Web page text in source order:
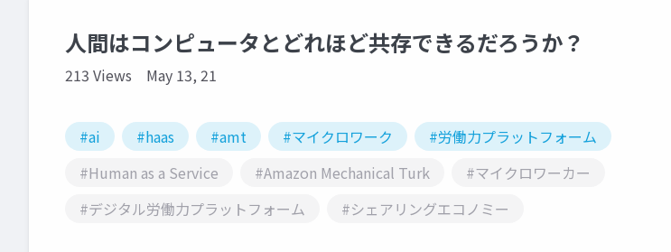
人間はコンピュータとどれほど共存できるだろうか？
213 Views May 13, 21
#ai #haas #amt #マイクロワーク
#労働力プラットフォーム
#Human as a Service
#Amazon Mechanical Turk
#マイクロワーカー
#デジタル労働力プラットフォーム
#シェアリングエコノミー